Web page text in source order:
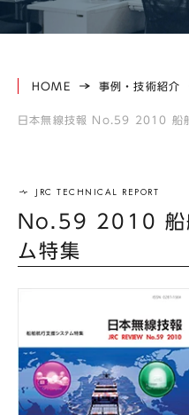
HOME 事例・技術紹介
日本無線技報 No.59 2010 船
No.59 2010 船
ム特集